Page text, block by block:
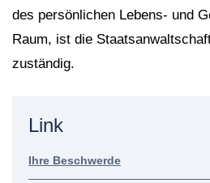
des persönlichen Lebens- und
Raum, ist die
zuständig.
Link
Ihre Beschwerde